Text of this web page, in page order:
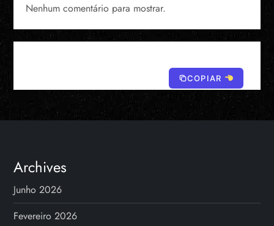
Nenhum comentário para mostrar.
COPIAR
Archives
Junho 2026
Fevereiro 2026